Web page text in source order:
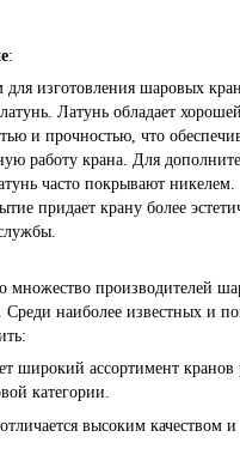
:
изготовления шаровых
Латунь обладает хорошей
и прочностью, что
работу крана. Для
часто покрывают никелем.
придает крану более
множество производителей
Среди наиболее известных и
широкий ассортимент кранов
категории.
высоким качеством и